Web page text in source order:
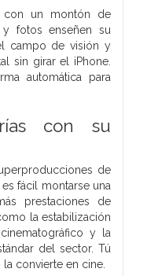
con un montón de
fotos enseñen su
campo de visión y
sin girar el iPhone.
automática para
con su
de
fácil montarse una
prestaciones de
la estabilización
y la
del sector. Tú
convierte en cine.